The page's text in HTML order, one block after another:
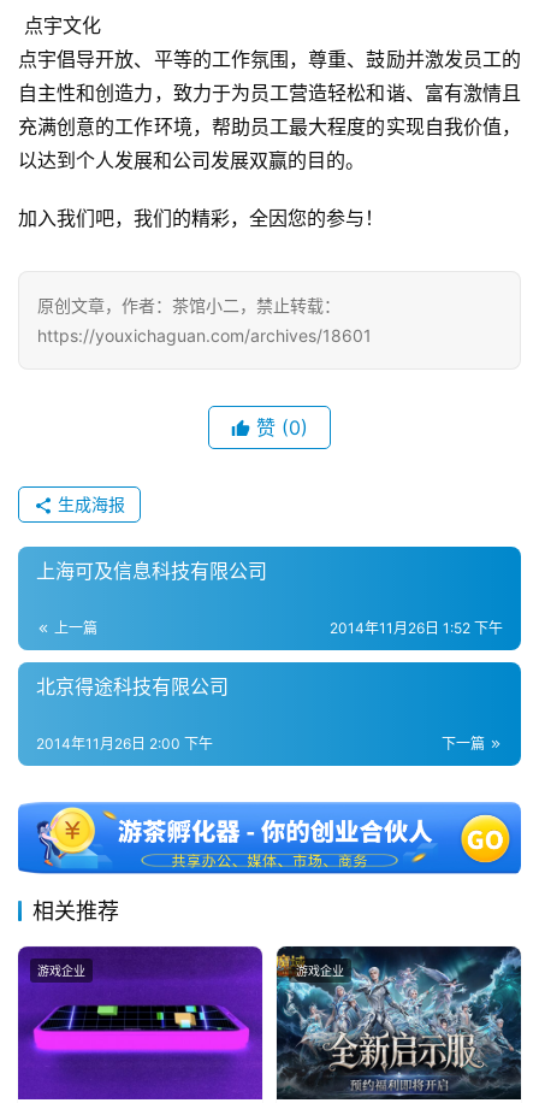
2
0
2
5
第
十
届
茶
奖
3
0
日
游
茶
接
会
上
中
文
点宇文化
点宇倡导开放、平等的工作氛围，尊重、鼓励并激发员工的
自主性和创造力，致力于为员工营造轻松和谐、富有激情且
充满创意的工作环境，帮助员工最大程度的实现自我价值，
以达到个人发展和公司发展双赢的目的。
加入我们吧，我们的精彩，全因您的参与！
原创文章，作者：茶馆小二，禁止转载：
https://youxichaguan.com/archives/18601
赞 (0)
生成海报
上海可及信息科技有限公司
上一篇 2014年11月26日 1:52 下午
北京得途科技有限公司
下一篇
2014年11月26日 2:00 下午
相关推荐
游戏企业 游戏企业